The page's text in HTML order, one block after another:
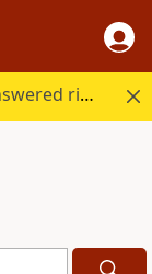
Every question Bible study raises, answered right here.